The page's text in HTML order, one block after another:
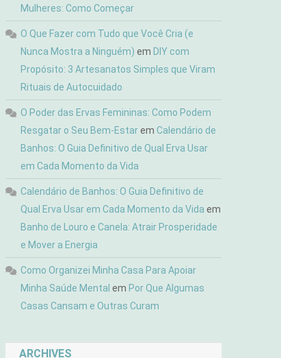
Mulheres: Como Começar
O Que Fazer com Tudo que Você Cria (e
Nunca Mostra a Ninguém) em DIY com
Propósito: 3 Artesanatos Simples que Viram
Rituais de Autocuidado
O Poder das Ervas Femininas: Como Podem
Resgatar o Seu Bem-EstaremCalendário de
Banhos: O Guia Definitivo de Qual Erva Usar
em Cada Momento da Vida
Calendário de Banhos: O Guia Definitivo de
Qual Erva Usar em Cada Momento da Vida em
Banho de Louro e Canela: Atrair Prosperidade
e Mover a Energia
Como Organizei Minha Casa Para Apoiar
Minha Saúde Mental em Por Que Algumas
Casas Cansam e Outras Curam
ARCHIVES